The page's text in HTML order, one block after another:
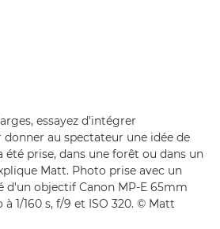
essayez d'intégrer
au spectateur une idée de
prise, dans une forêt ou dans un
Matt. Photo prise avec un
d'un objectif Canon MP-E 65mm
à 1/160 s, f/9 et ISO 320. © Matt